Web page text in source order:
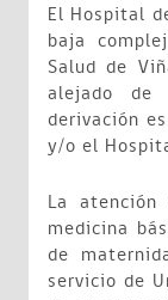
El Hospital
baja
Salud de
alejado
derivación
y/o el
La
medicina
de
servicio de